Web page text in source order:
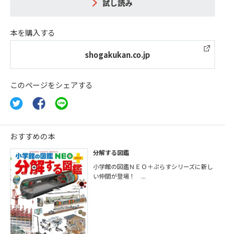
試し読み
本を購入する
shogakukan.co.jp
このページをシェアする
おすすめの本
分解する図鑑
小学館の図鑑ＮＥＯ＋ぷらすシリーズに新し
い仲間が登場！ ...